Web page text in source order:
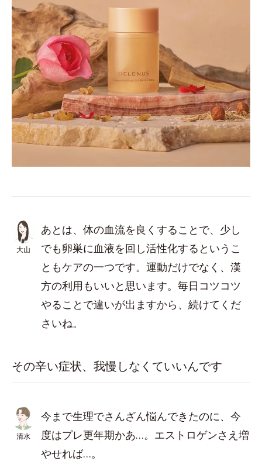
大山
あとは、体の血流を良くすることで、少し
でも卵巣に血液を回し活性化するというこ
ともケアの一つです。運動だけでなく、漢
方の利用もいいと思います。毎日コツコツ
やることで違いが出ますから、続けてくだ
さいね。
その辛い症状、我慢しなくていいんです
清水
今まで生理でさんざん悩んできたのに、今
度はプレ更年期かあ…。エストロゲンさえ増
やせれば…。